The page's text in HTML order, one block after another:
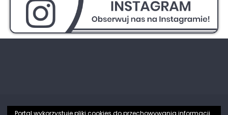
Portal wykorzystuje pliki cookies do przechowywania informacji